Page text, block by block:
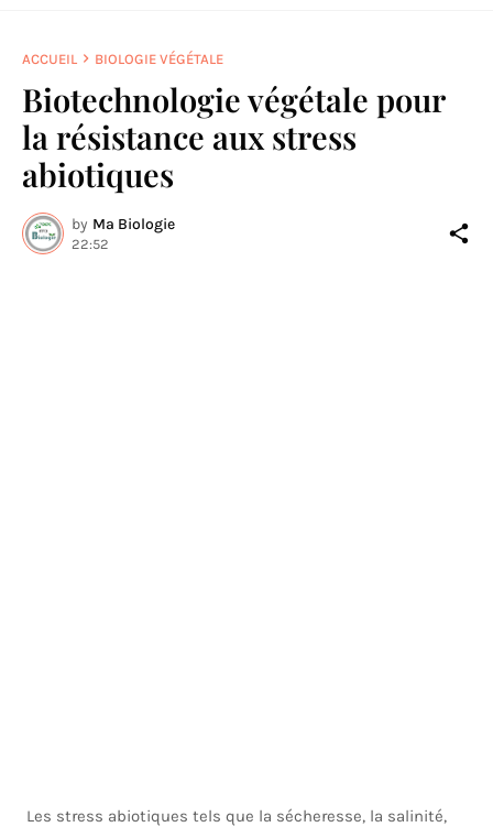
ACCUEIL BIOLOGIE VÉGÉTALE
Biotechnologie végétale pour
la résistance aux stress
abiotiques
by Ma Biologie
22:52
Les stress abiotiques tels que la sécheresse, la salinité,